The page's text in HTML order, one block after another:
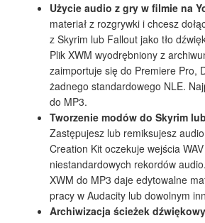
Użycie audio z gry w filmie na
materiał z rozgrywki i chcesz
z Skyrim lub Fallout jako tło
Plik XWM wyodrębniony z
zaimportuje się do Premiere Pro,
żadnego standardowego NLE.
do MP3.
Tworzenie modów do Skyrim
Zastępujesz lub remiksujesz
Creation Kit oczekuje wejścia
niestandardowych rekordów
XWM do MP3 daje edytowalne
pracy w Audacity lub dowolnym
Archiwizacja ścieżek